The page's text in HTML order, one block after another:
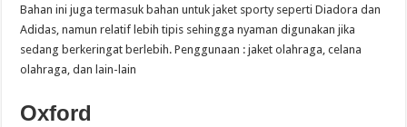
Bahan ini juga termasuk bahan untuk jaket sporty seperti Diadora dan
Adidas, namun relatif lebih tipis sehingga nyaman digunakan jika
sedang berkeringat berlebih. Penggunaan : jaket olahraga, celana
olahraga, dan lain-lain
Oxford